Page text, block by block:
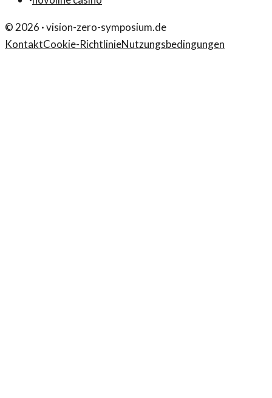
© 2026 ·vision-zero-symposium.de
KontaktCookie-RichtlinieNutzungsbedingungen